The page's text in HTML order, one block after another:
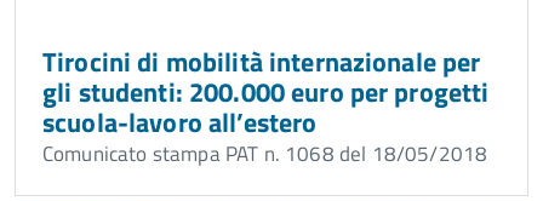
Tirocini di mobilità internazionale per
gli studenti: 200.000 euro per progetti
scuola-lavoro all’estero
Comunicato stampa PAT n. 1068 del 18/05/2018